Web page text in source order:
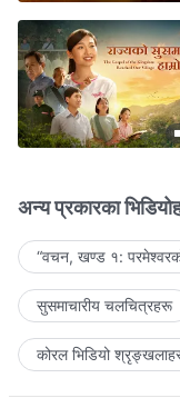
अन्य प्रकारका
“वचन, खण्ड १:
सुसमाचारीय चलचित्रहरू
कोरल भिडियो